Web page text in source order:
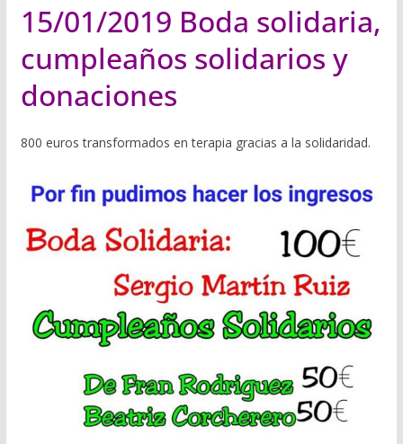
15/01/2019 Boda solidaria,
cumpleaños solidarios y
donaciones
800 euros transformados en terapia gracias a la solidaridad.